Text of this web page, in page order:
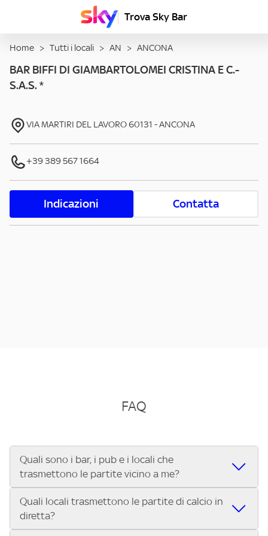
Trova Sky Bar
Home > Tutti i locali > AN > ANCONA
BAR BIFFI DI GIAMBARTOLOMEI CRISTINA E C.-
S.A.S. *
VIA MARTIRI DEL LAVORO60131 -ANCONA
+39 389 567 1664
Indicazioni Contatta
FAQ
Quali sono i bar, i pub e i locali che
trasmettono le partite vicino a me?
Se cerchi un bar, pub, ristorante o locale vicino a te per
vedere le partite di Serie A ENILIVE, la Serie C Sky Wifi, la
UEFA Champions League, la UEFA Europa League, la UEFA
Quali locali trasmettono le partite di calcio in
diretta?